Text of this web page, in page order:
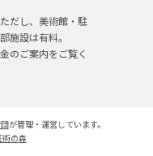
だし、美術館・駐
施設は有料。
のご案内をご覧く
が管理・運営しています。
の森